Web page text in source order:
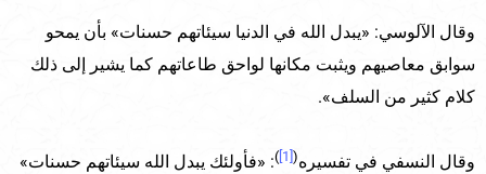
وقال الآلوسي: «يبدل الله في الدنيا سيئاتهم حسنات» بأن يمحو
سوابق معاصيهم ويثبت مكانها لواحق طاعاتهم كما يشير إلى ذلك
كلام كثير من السلف».
وقال النسفي في تفسيره(
): «فأولئك يبدل الله سيئاتهم حسنات»